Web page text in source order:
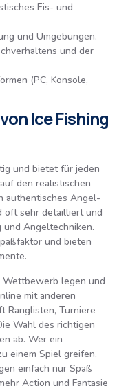
Eis- und
und Umgebungen.
und der
(PC, Konsole,
Ice Fishing
und bietet für jeden
den realistischen
authentisches Angel-
oft sehr detailliert und
Angeltechniken.
und bieten
Wettbewerb legen und
mit anderen
Ranglisten, Turniere
Wahl des richtigen
ab. Wer ein
einem Spiel greifen,
einfach nur Spaß
Action und Fantasie